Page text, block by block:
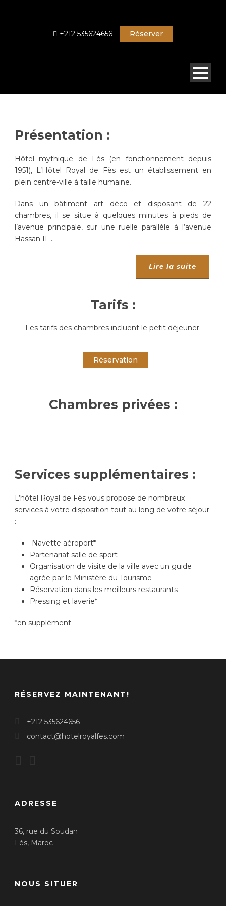
+212 535624656 Réserver
Présentation :
Hôtel mythique de Fès (en fonctionnement depuis
1951), L’Hôtel Royal de Fès est un établissement en
plein centre-ville à taille humaine.
Dans un bâtiment art déco et disposant de 22
chambres, il se situe à quelques minutes à pieds de
l’avenue principale, sur une ruelle parallèle à l’avenue
Hassan II …
Lire la suite
Tarifs :
Les tarifs des chambres incluent le petit déjeuner.
Réservation
Chambres privées :
Services supplémentaires :
L’hôtel Royal de Fès vous propose de nombreux
services à votre disposition tout au long de votre séjour
:
Navette aéroport*
Partenariat salle de sport
Organisation de visite de la ville avec un guide
agrée par le Ministère du Tourisme
Réservation dans les meilleurs restaurants
Pressing et laverie*
*en supplément
RÉSERVEZ MAINTENANT!
+212 535624656
contact@hotelroyalfes.com
ADRESSE
36, rue du Soudan
Fès, Maroc
NOUS SITUER